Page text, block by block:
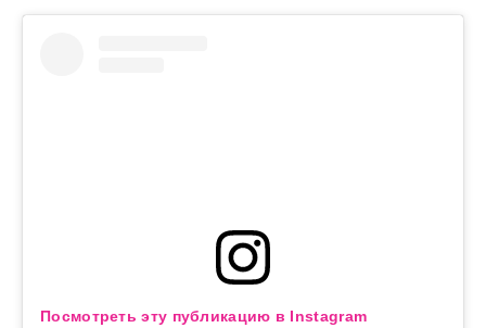
Посмотреть эту публикацию в Instagram